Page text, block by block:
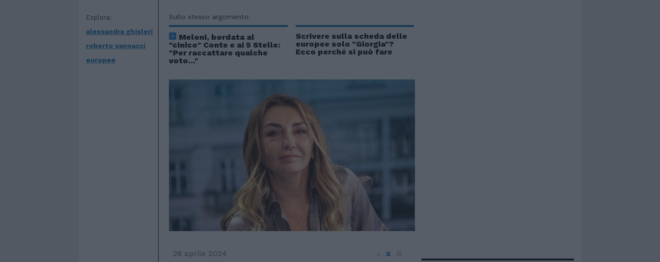
Esplora:
alessandra ghisleri
roberto vannacci
europee
Sullo stesso argomento:
Meloni, bordata al
"cinico" Conte e ai 5 Stelle:
"Per raccattare qualche
voto..."
Scrivere sulla scheda delle
europee solo "Giorgia"?
Ecco perché si può fare
28 aprile 2024 a